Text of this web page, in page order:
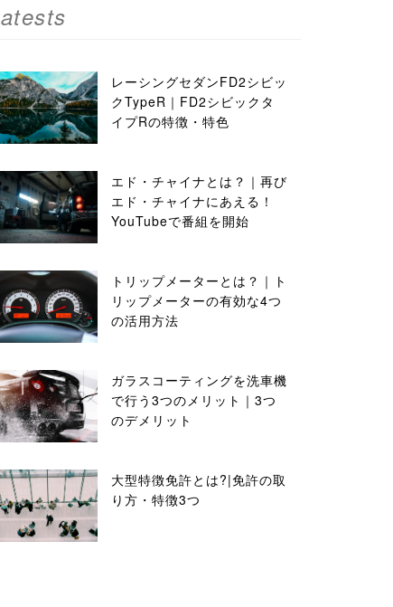
atests
レーシングセダンFD2シビッ
クTypeR｜FD2シビックタ
イプRの特徴・特色
エド・チャイナとは？｜再び
エド・チャイナにあえる！
YouTubeで番組を開始
トリップメーターとは？｜ト
リップメーターの有効な4つ
の活用方法
ガラスコーティングを洗車機
で行う3つのメリット｜3つ
のデメリット
大型特徴免許とは?|免許の取
り方・特徴3つ